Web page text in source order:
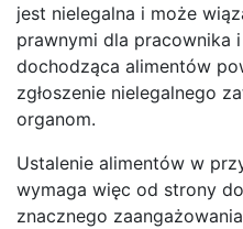
jest nielegalna i może
prawnymi dla pracownika
dochodząca alimentów
zgłoszenie nielegalnego
organom.
Ustalenie alimentów w
wymaga więc od strony
znacznego